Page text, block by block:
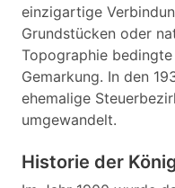
einzigartige
Grundstücken oder
Topographie
Gemarkung. In den
ehemalige
umgewandelt.
Historie der